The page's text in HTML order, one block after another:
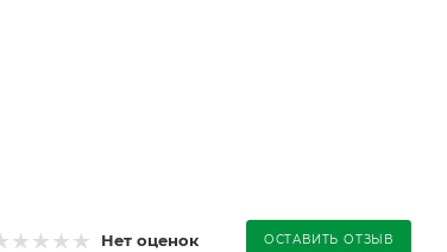
Нет оценок ОСТАВИТЬ ОТЗЫВ